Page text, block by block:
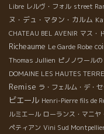
Libre レルヴ・フォル street
ヌ・デュ・マタン・カルム
CHATEAU BEL AVENIR マス・
Richeaume Le Garde Robe
Thomas Jullien ピノノワールの
DOMAINE LES HAUTES
Remise ラ・フェルム・デ・
ビエール Henri-Pierre fils de
ルミエール ローランス・マニヤ
ペティアン Vini Sud